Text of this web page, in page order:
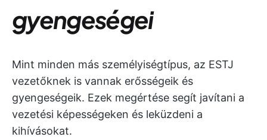
gyengeségei
Mint minden más személyiségtípus, az ESTJ
vezetőknek is vannak erősségeik és
gyengeségeik. Ezek megértése segít javítani a
vezetési képességeken és leküzdeni a
kihívásokat.